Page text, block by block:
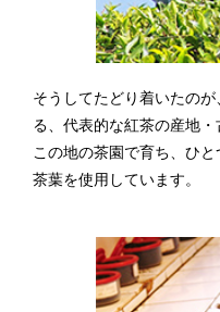
そうしてたどり着いたのが
る、 代表的な紅茶の産地・
この地の茶園で育ち、 ひと
茶葉を使用しています。